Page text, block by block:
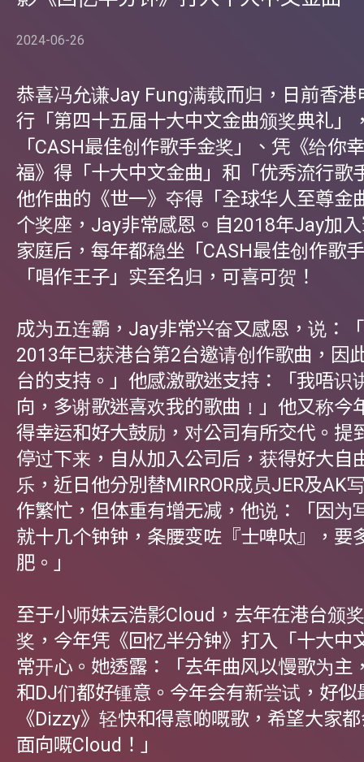
2024-06-26
恭喜冯允谦Jay Fung满载而归，日前香港
行「第四十五届十大中文金曲颁奖典礼」
「CASH最佳创作歌手金奖」、凭《给你
福》得「十大中文金曲」和「优秀流行歌
他作曲的《世一》夺得「全球华人至尊金
个奖座，Jay非常感恩。自2018年Jay加
家庭后，每年都稳坐「CASH最佳创作歌
「唱作王子」实至名归，可喜可贺！
成为五连霸，Jay非常兴奋又感恩，说：
2013年已获港台第2台邀请创作歌曲，因
台的支持。」他感激歌迷支持：「我唔识
向，多谢歌迷喜欢我的歌曲﹗」他又称今
得幸运和好大鼓励，对公司有所交代。提
停过下来，自从加入公司后，获得好大自
乐，近日他分別替MIRROR成员JER及AK
作繁忙，但体重有增无减，他说：「因为
就十几个钟钟，条腰变咗『士啤呔』，要
肥。」
至于小师妹云浩影Cloud，去年在港台颁
奖，今年凭《回忆半分钟》打入「十大中
常开心。她透露：「去年曲风以慢歌为主
和DJ们都好锺意。今年会有新尝试，好似
《Dizzy》轻快和得意啲嘅歌，希望大家
面向嘅Cloud！」